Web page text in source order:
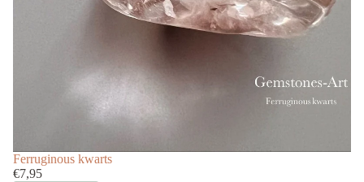
Uitverkocht
Ferruginous kwarts
€7,95